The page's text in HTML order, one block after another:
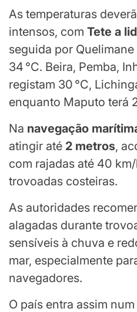
As temperaturas
intensos, com Tete a
seguida por
34 °C. Beira, Pemba,
registam 30 °C,
enquanto Maputo terá
Na navegação
atingir até 2 metros,
com rajadas até 40
trovoadas costeiras.
As autoridades
alagadas durante
sensíveis à chuva e
mar, especialmente
navegadores.
O país entra assim